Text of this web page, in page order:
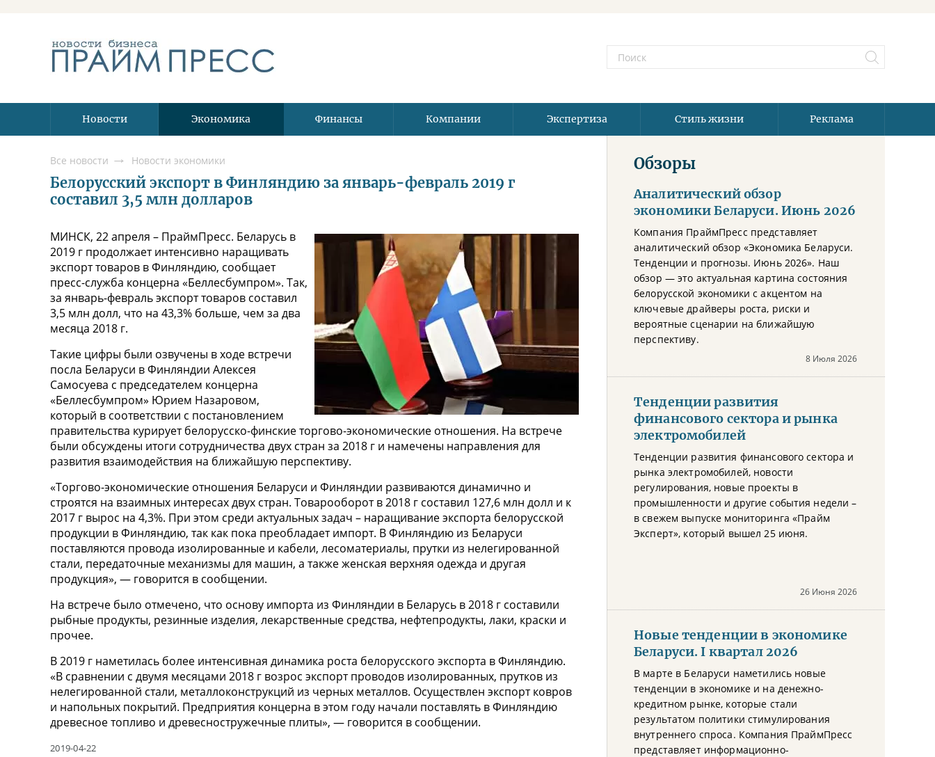
Новости Экономика Финансы Компании Экспертиза Стиль жизни Реклама
Все новости Новости экономики
Белорусский экспорт в Финляндию за январь-февраль 2019 г
составил 3,5 млн долларов
МИНСК, 22 апреля – ПраймПресс. Беларусь в
2019 г продолжает интенсивно наращивать
экспорт товаров в Финляндию, сообщает
пресс-служба концерна «Беллесбумпром». Так,
за январь-февраль экспорт товаров составил
3,5 млн долл, что на 43,3% больше, чем за два
месяца 2018 г.
Такие цифры были озвучены в ходе встречи
посла Беларуси в Финляндии Алексея
Самосуева с председателем концерна
«Беллесбумпром» Юрием Назаровом,
который в соответствии с постановлением
правительства курирует белорусско-финские торгово-экономические отношения. На встрече
были обсуждены итоги сотрудничества двух стран за 2018 г и намечены направления для
развития взаимодействия на ближайшую перспективу.
«Торгово-экономические отношения Беларуси и Финляндии развиваются динамично и
строятся на взаимных интересах двух стран. Товарооборот в 2018 г составил 127,6 млн долл и к
2017 г вырос на 4,3%. При этом среди актуальных задач – наращивание экспорта белорусской
продукции в Финляндию, так как пока преобладает импорт. В Финляндию из Беларуси
поставляются провода изолированные и кабели, лесоматериалы, прутки из нелегированной
стали, передаточные механизмы для машин, а также женская верхняя одежда и другая
продукция», — говорится в сообщении.
На встрече было отмечено, что основу импорта из Финляндии в Беларусь в 2018 г составили
рыбные продукты, резинные изделия, лекарственные средства, нефтепродукты, лаки, краски и
прочее.
В 2019 г наметилась более интенсивная динамика роста белорусского экспорта в Финляндию.
«В сравнении с двумя месяцами 2018 г возрос экспорт проводов изолированных, прутков из
нелегированной стали, металлоконструкций из черных металлов. Осуществлен экспорт ковров
и напольных покрытий. Предприятия концерна в этом году начали поставлять в Финляндию
древесное топливо и древесностружечные плиты», — говорится в сообщении.
2019-04-22
Обзоры
Аналитический обзор
экономики Беларуси. Июнь 2026
Компания ПраймПресс представляет
аналитический обзор «Экономика Беларуси.
Тенденции и прогнозы. Июнь 2026». Наш
обзор — это актуальная картина состояния
белорусской экономики с акцентом на
ключевые драйверы роста, риски и
вероятные сценарии на ближайшую
перспективу.
8 Июля 2026
Тенденции развития
финансового сектора и рынка
электромобилей
Тенденции развития финансового сектора и
рынка электромобилей, новости
регулирования, новые проекты в
промышленности и другие события недели –
в свежем выпуске мониторинга «Прайм
Эксперт», который вышел 25 июня.
26 Июня 2026
Новые тенденции в экономике
Беларуси. I квартал 2026
В марте в Беларуси наметились новые
тенденции в экономике и на денежно-
кредитном рынке, которые стали
результатом политики стимулирования
внутреннего спроса. Компания ПраймПресс
представляет информационно-